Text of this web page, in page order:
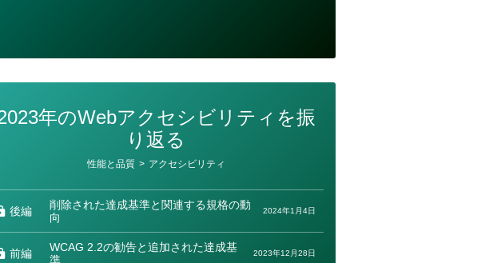
年のWebアクセシビリティを振
り返る
性能と品質 > アクセシビリティ
後編
削除された達成基準と関連する規格の動
向
2024年1月4日
前編
WCAG 2.2の勧告と追加された達成基
準
2023年12月28日